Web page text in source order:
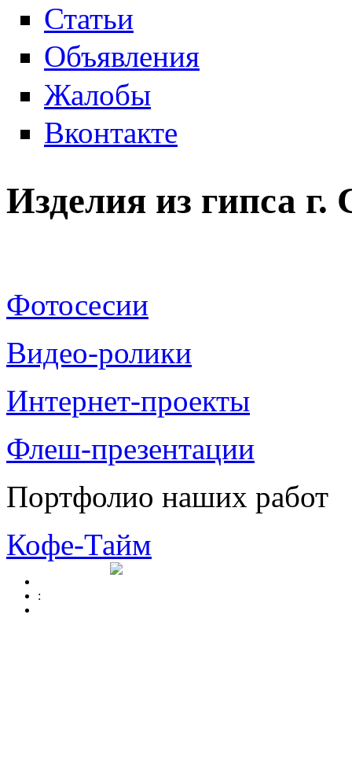
Статьи
Объявления
Жалобы
Вконтакте
Изделия из гипса
Фотосесии
Видео-ролики
Интернет-проекты
Флеш-презентации
Портфолио наших работ
Кофе-Тайм
: